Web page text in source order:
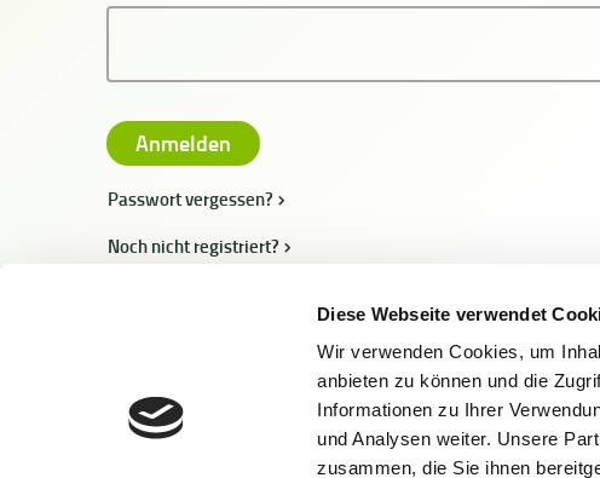
Diese Webseite verwendet
Wir verwenden Cookies, um
anbieten zu können und die
Informationen zu Ihrer
und Analysen weiter. Unsere
zusammen, die Sie ihnen
Passwort vergessen?
Noch nicht registriert?